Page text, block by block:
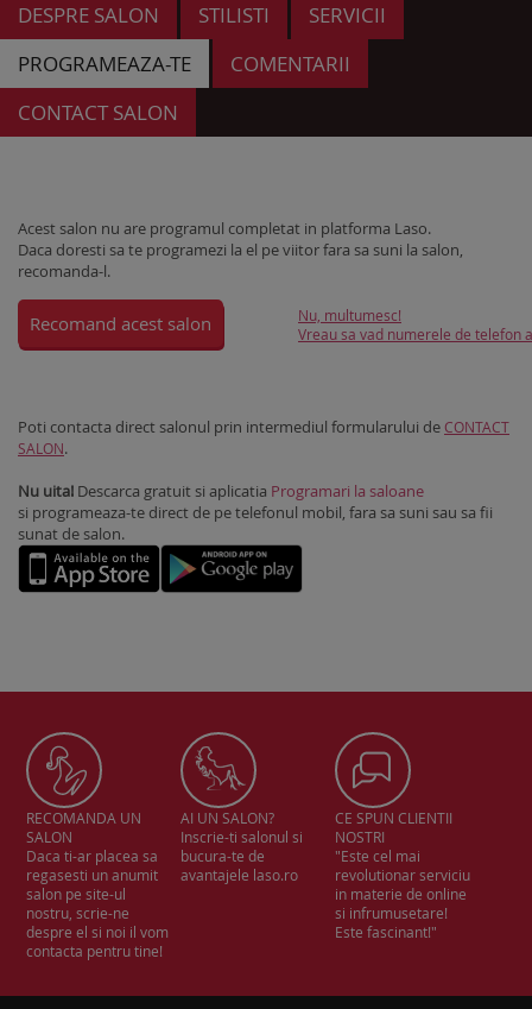
DESPRE SALON STILISTI
SERVICII
PROGRAMEAZA-TE
COMENTARII
CONTACT SALON
Acest salon nu are programul completat in platforma Laso.
Daca doresti sa te programezi la el pe viitor fara sa suni la salon,
recomanda-l.
Recomand acest salon
Nu, multumesc!
Vreau sa vad numerele de telefon
Poti contacta direct salonul prin intermediul formularului de CONTACT
SALON.
Nu uita! Descarca gratuit si aplicatia Programari la saloane
si programeaza-te direct de pe telefonul mobil, fara sa suni sau sa fii
sunat de salon.
RECOMANDA UN
SALON
Daca ti-ar placea sa
regasesti un anumit
salon pe site-ul
nostru, scrie-ne
despre el si noi il vom
contacta pentru tine!
AI UN SALON?
Inscrie-ti salonul si
bucura-te de
avantajele laso.ro
CE SPUN CLIENTII
NOSTRI
"Este cel mai
revolutionar serviciu
in materie de online
si infrumusetare!
Este fascinant!"